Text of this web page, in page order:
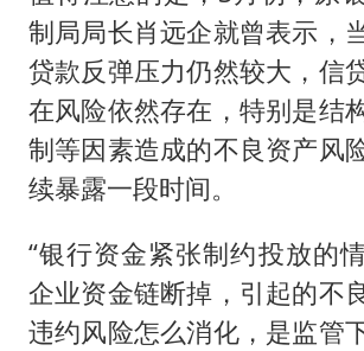
制局局长肖远企就曾表示，
贷款反弹压力仍然较大，信
在风险依然存在，特别是结
制等因素造成的不良资产风
续暴露一段时间。
“银行资金紧张制约投放的
企业资金链断掉，引起的不
违约风险怎么消化，是监管